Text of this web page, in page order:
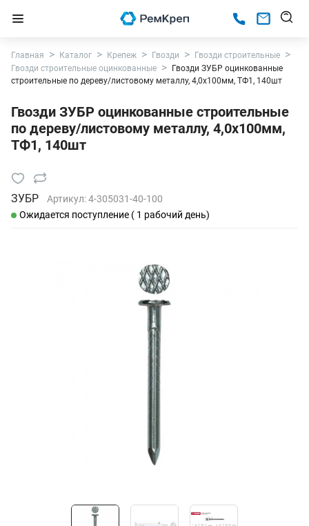
Главная Каталог Крепеж Гвозди
Гвозди строительные
Гвозди строительные оцинкованные
Гвозди ЗУБР оцинкованные
строительные по дереву/листовому металлу, 4,0х100мм, ТФ1, 140шт
Гвозди ЗУБР оцинкованные строительные
по дереву/листовому металлу, 4,0х100мм,
ТФ1, 140шт
ЗУБР Артикул:4-305031-40-100
Ожидается поступление ( 1 рабочий день)